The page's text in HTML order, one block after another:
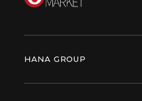
HANA GROUP